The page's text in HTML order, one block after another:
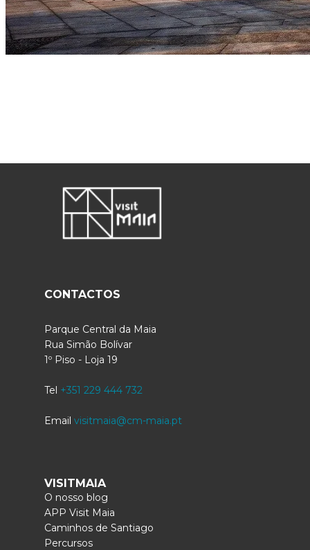
CONTACTOS
Parque Central da Maia
Rua Simão Bolívar
1º Piso - Loja 19
Tel +351 229 444 732
Email visitmaia@cm-maia.pt
VISITMAIA
O nosso blog
APP Visit Maia
Caminhos de Santiago
Percursos